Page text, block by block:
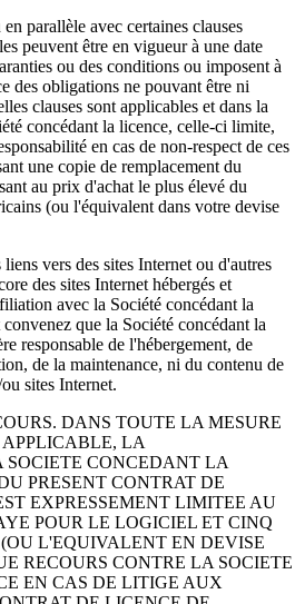
parallèle avec certaines clauses
peuvent être en vigueur à une date
ou des conditions ou imposent à
des obligations ne pouvant être ni
clauses sont applicables et dans la
concédant la licence, celle-ci limite,
en cas de non-respect de ces
une copie de remplacement du
au prix d'achat le plus élevé du
(ou l'équivalent dans votre devise
vers des sites Internet ou d'autres
des sites Internet hébergés et
avec la Société concédant la
que la Société concédant la
responsable de l'hébergement, de
de la maintenance, ni du contenu de
sites Internet.
DANS TOUTE LA MESURE
LA
CONCEDANT LA
PRESENT CONTRAT DE
EXPRESSEMENT LIMITEE AU
POUR LE LOGICIEL ET CINQ
L'EQUIVALENT EN DEVISE
RECOURS CONTRE LA SOCIETE
EN CAS DE LITIGE AUX